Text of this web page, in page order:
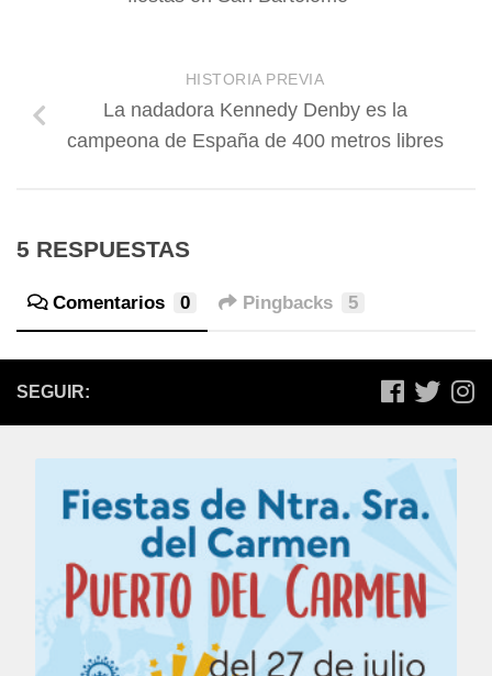
HISTORIA PREVIA
La nadadora Kennedy Denby es la
campeona de España de 400 metros libres
5 RESPUESTAS
Comentarios 0 Pingbacks 5
SEGUIR: